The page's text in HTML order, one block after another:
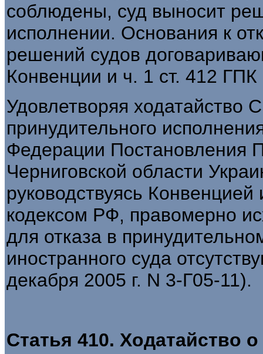
соблюдены, суд выносит
исполнении. Основания к
решений судов
Конвенции и ч. 1 ст. 412
Удовлетворяя ходатайство
принудительного
Федерации Постановления
Черниговской области
руководствуясь
кодексом РФ, правомерно
для отказа в
иностранного суда
декабря 2005 г. N 3-Г05-11).
Статья 410. Ходатайство